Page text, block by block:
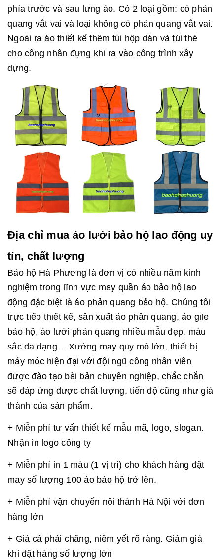
phía trước và sau lưng áo. Có 2 loại gồm: có phản
quang vắt vai và loại không có phản quang vắt vai.
Ngoài ra áo thiết kế thêm túi hộp dán và túi thẻ
cho công nhân đựng khi ra vào công trình xây
dựng.
Địa chỉ mua áo lưới bảo hộ lao động uy
tín, chất lượng
Bảo hộ Hà Phương là đơn vị có nhiều năm kinh
nghiệm trong lĩnh vực may quần áo bảo hộ lao
động đặc biệt là áo phản quang bảo hộ. Chúng tôi
trực tiếp thiết kế, sản xuất áo phản quang, áo gile
bảo hộ, áo lưới phản quang nhiều mẫu đẹp, màu
sắc đa dạng… Xưởng may quy mô lớn, thiết bị
máy móc hiện đại với đội ngũ công nhân viên
được đào tạo bài bản chuyên nghiệp, chắc chắn
sẽ đáp ứng được chất lượng, tiến độ cũng như giá
thành của sản phẩm.
+ Miễn phí tư vấn thiết kế mẫu mã, logo, slogan.
Nhận in logo công ty
+ Miễn phí in 1 màu (1 vị trí) cho khách hàng đặt
may số lượng 100 áo bảo hộ trở lên.
+ Miễn phí vận chuyển nội thành Hà Nội với đơn
hàng lớn
+ Giá cả phải chăng, niêm yết rõ ràng. Giảm giá
khi đặt hàng số lượng lớn